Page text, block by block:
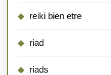
reiki bien etre
riad
riads